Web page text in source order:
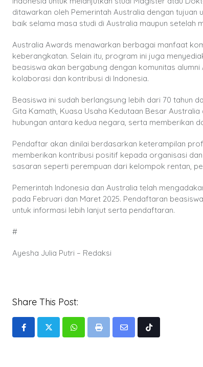
ditawarkan oleh Pemerintah Australia dengan
baik selama masa studi di Australia maupun setelah
Australia Awards menawarkan berbagai manfaat
keberangkatan. Selain itu, program ini juga
beasiswa akan bergabung dengan komunitas
kolaborasi dan kontribusi di Indonesia.
Beasiswa ini sudah berlangsung lebih dari 70 tahun
Gita Kamath, Kuasa Usaha Kedutaan Besar
hubungan antara kedua negara, serta memberikan
Pendaftar akan dinilai berdasarkan keterampilan
memberikan kontribusi positif kepada organisasi
sasaran seperti perempuan dari kelompok rentan,
Pemerintah Indonesia dan Australia telah
pada Februari dan Maret 2025. Pendaftaran
untuk informasi lebih lanjut serta pendaftaran.
#
Ayesha Julia Putri – Redaksi
Share This Post:
WhatsappPrint
Share
Tiktok